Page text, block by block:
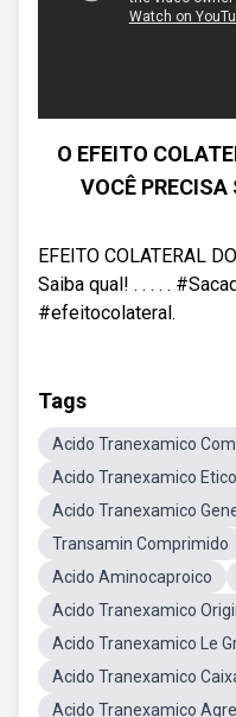
O EFEITO
VOCÊ
EFEITO COLATERAL
Saiba qual! . . . . .
#efeitocolateral.
Tags
Acido Tranexamico
Acido Tranexamico Etico
Acido Tranexamico
Transamin Comprimido
Acido Aminocaproico
Acido Tranexamico
Acido Tranexamico Le
Acido Tranexamico
Acido Tranexamico